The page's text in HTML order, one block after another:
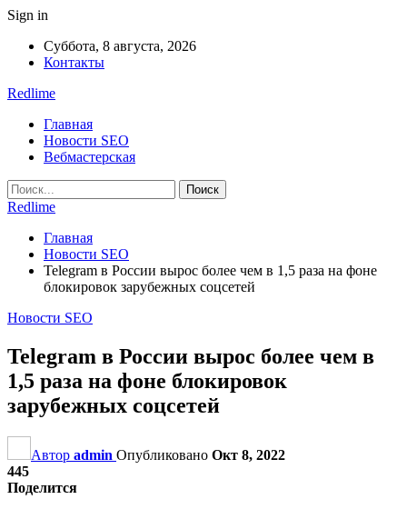
Sign in
Суббота, 8 августа, 2026
Контакты
Redlime
Главная
Новости SEO
Вебмастерская
Redlime
Главная
Новости SEO
Telegram в России вырос более чем в 1,5 раза на фоне
блокировок зарубежных соцсетей
Новости SEO
Telegram в России вырос более чем в
1,5 раза на фоне блокировок
зарубежных соцсетей
Автор admin Опубликовано Окт 8, 2022
445
Поделится